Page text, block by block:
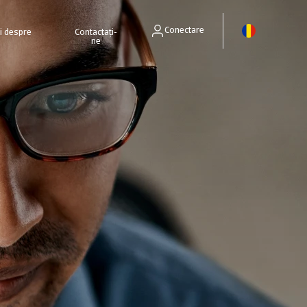
despre
Contactați-
ne
Conectare